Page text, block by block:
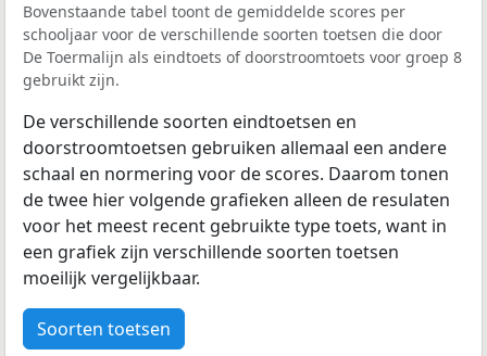
Bovenstaande tabel toont de gemiddelde scores per
schooljaar voor de verschillende soorten toetsen die door
De Toermalijn als eindtoets of doorstroomtoets voor groep 8
gebruikt zijn.
De verschillende soorten eindtoetsen en
doorstroomtoetsen gebruiken allemaal een andere
schaal en normering voor de scores. Daarom tonen
de twee hier volgende grafieken alleen de resulaten
voor het meest recent gebruikte type toets, want in
een grafiek zijn verschillende soorten toetsen
moeilijk vergelijkbaar.
Soorten toetsen